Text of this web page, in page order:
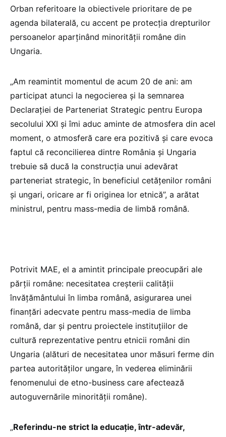
Orban referitoare la obiectivele prioritare de pe
agenda bilaterală, cu accent pe protecţia drepturilor
persoanelor aparţinând minorităţii române din
Ungaria.
„Am reamintit momentul de acum 20 de ani: am
participat atunci la negocierea şi la semnarea
Declaraţiei de Parteneriat Strategic pentru Europa
secolului XXI şi îmi aduc aminte de atmosfera din acel
moment, o atmosferă care era pozitivă şi care evoca
faptul că reconcilierea dintre România şi Ungaria
trebuie să ducă la construcţia unui adevărat
parteneriat strategic, în beneficiul cetăţenilor români
şi ungari, oricare ar fi originea lor etnică”, a arătat
ministrul, pentru mass-media de limbă română.
Potrivit MAE, el a amintit principale preocupări ale
părţii române: necesitatea creşterii calităţii
învăţământului în limba română, asigurarea unei
finanţări adecvate pentru mass-media de limba
română, dar şi pentru proiectele instituţiilor de
cultură reprezentative pentru etnicii români din
Ungaria (alături de necesitatea unor măsuri ferme din
partea autorităţilor ungare, în vederea eliminării
fenomenului de etno-business care afectează
autoguvernările minorităţii române).
„Referindu-ne strict la educaţie, într-adevăr,